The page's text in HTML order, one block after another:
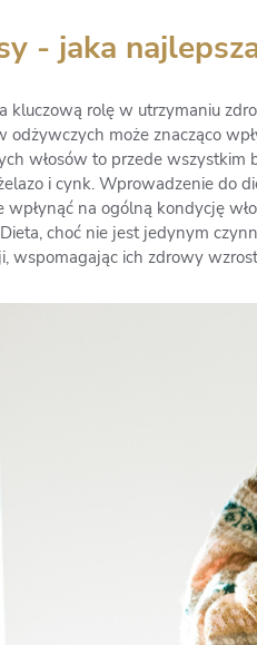
- jaka
kluczową rolę w utrzymaniu
odżywczych może znacząco
włosów to przede
i cynk. Wprowadzenie do
wpłynąć na ogólną kondycję
choć nie jest jedynym
wspomagając ich zdrowy